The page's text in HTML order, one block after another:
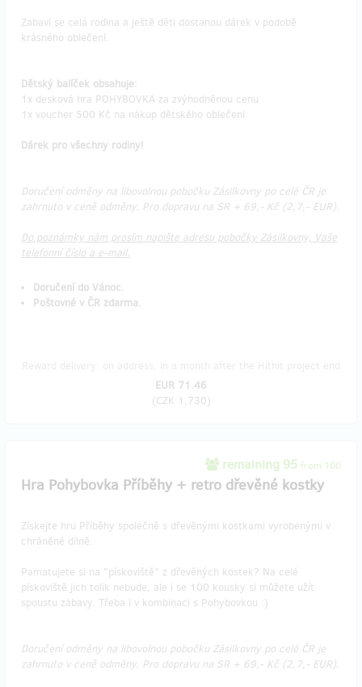
Zabaví se celá rodina a ještě děti dostanou dárek v podobě
krásného oblečení.
Dětský balíček obsahuje:
1x desková hra POHYBOVKA za zvýhodněnou cenu
1x voucher 500 Kč na nákup dětského oblečení
Dárek pro všechny rodiny!
Doručení odměny na libovolnou pobočku Zásilkovny po celé ČR je
zahrnuto v ceně odměny. Pro dopravu na SR + 69,- Kč (2,7,- EUR).
Do poznámky nám prosím napište adresu pobočky Zásilkovny, Vaše
telefonní číslo a e-mail.
Doručení do Vánoc.
Poštovné v ČR zdarma.
EUR 71.46
(CZK 1,730)
remaining 95 from 100
Hra Pohybovka Příběhy + retro dřevěné kostky
Získejte hru Příběhy společně s dřevěnými kostkami vyrobenými v
chráněné dílně.
Pamatujete si na "pískoviště" z dřevěných kostek? Na celé
pískoviště jich tolik nebude, ale i se 100 kousky si můžete užít
spoustu zábavy. Třeba i v kombinaci s Pohybovkou :)
Doručení odměny na libovolnou pobočku Zásilkovny po celé ČR je
zahrnuto v ceně odměny. Pro dopravu na SR + 69,- Kč (2,7,- EUR).